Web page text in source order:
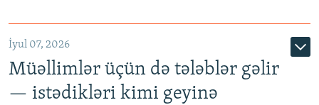
İyul 07, 2026
Müəllimlər üçün də tələblər gəlir
— istədikləri kimi geyinə